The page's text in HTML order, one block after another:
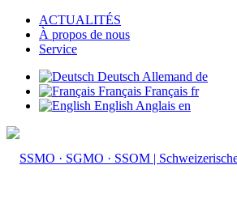
ACTUALITÉS
À propos de nous
Service
Deutsch Allemand de
Français Français fr
English Anglais en